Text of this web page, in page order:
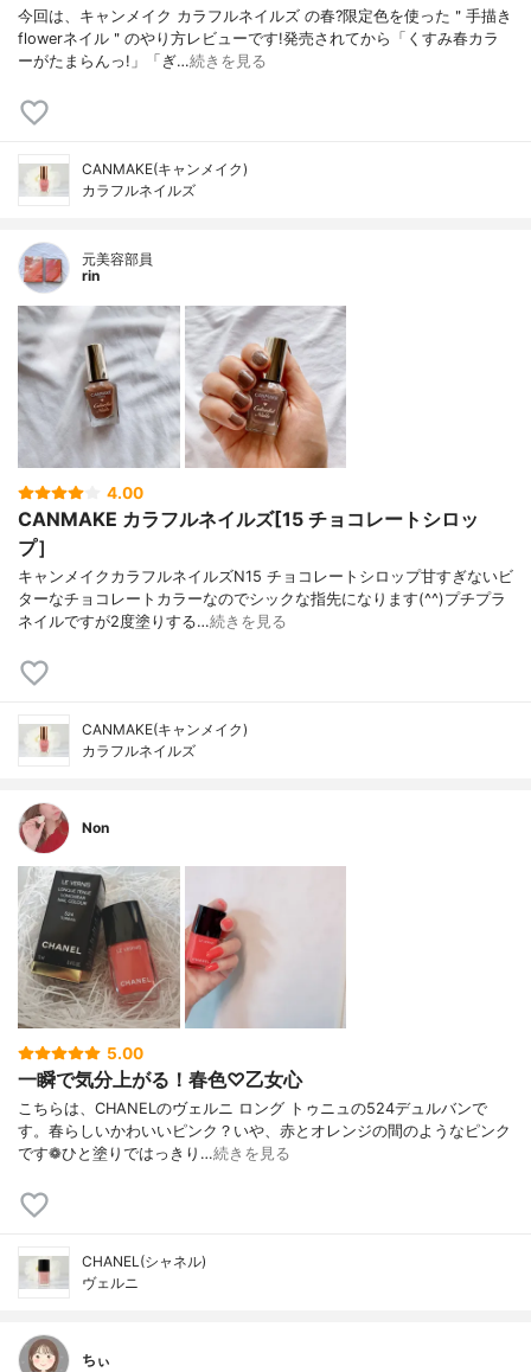
今回は、キャンメイク カラフルネイルズ の春?限定色を使った＂手描き
flowerネイル＂のやり方レビューです!発売されてから「くすみ春カラ
ーがたまらんっ!」「ぎ…続きを見る
CANMAKE(キャンメイク)
カラフルネイルズ
元美容部員
rin
4.00
CANMAKE カラフルネイルズ[15 チョコレートシロッ
プ］
キャンメイクカラフルネイルズN15 チョコレートシロップ甘すぎないビ
ターなチョコレートカラーなのでシックな指先になります(^^)プチプラ
ネイルですが2度塗りする…続きを見る
CANMAKE(キャンメイク)
カラフルネイルズ
Non
5.00
一瞬で気分上がる！春色♡乙女心
こちらは、CHANELのヴェルニ ロング トゥニュの524デュルバンで
す。春らしいかわいいピンク？いや、赤とオレンジの間のようなピンク
です❁︎ひと塗りではっきり…続きを見る
CHANEL(シャネル)
ヴェルニ
ちぃ